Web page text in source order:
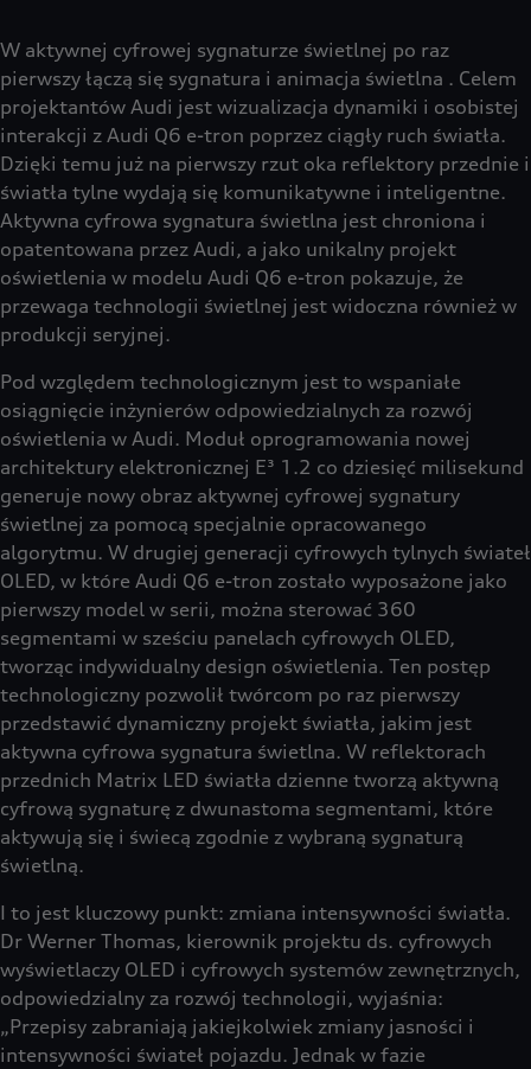
W aktywnej cyfrowej sygnaturze świetlnej po raz
pierwszy łączą się sygnatura i animacja świetlna . Celem
projektantów Audi jest wizualizacja dynamiki i osobistej
interakcji z Audi Q6 e-tron poprzez ciągły ruch światła.
Dzięki temu już na pierwszy rzut oka reflektory przednie i
światła tylne wydają się komunikatywne i inteligentne.
Aktywna cyfrowa sygnatura świetlna jest chroniona i
opatentowana przez Audi, a jako unikalny projekt
oświetlenia w modelu Audi Q6 e-tron pokazuje, że
przewaga technologii świetlnej jest widoczna również w
produkcji seryjnej.
Pod względem technologicznym jest to wspaniałe
osiągnięcie inżynierów odpowiedzialnych za rozwój
oświetlenia w Audi. Moduł oprogramowania nowej
architektury elektronicznej E³ 1.2 co dziesięć milisekund
generuje nowy obraz aktywnej cyfrowej sygnatury
świetlnej za pomocą specjalnie opracowanego
algorytmu. W drugiej generacji cyfrowych tylnych świateł
OLED, w które Audi Q6 e-tron zostało wyposażone jako
pierwszy model w serii, można sterować 360
segmentami w sześciu panelach cyfrowych OLED,
tworząc indywidualny design oświetlenia. Ten postęp
technologiczny pozwolił twórcom po raz pierwszy
przedstawić dynamiczny projekt światła, jakim jest
aktywna cyfrowa sygnatura świetlna. W reflektorach
przednich Matrix LED światła dzienne tworzą aktywną
cyfrową sygnaturę z dwunastoma segmentami, które
aktywują się i świecą zgodnie z wybraną sygnaturą
świetlną.
I to jest kluczowy punkt: zmiana intensywności światła.
Dr Werner Thomas, kierownik projektu ds. cyfrowych
wyświetlaczy OLED i cyfrowych systemów zewnętrznych,
odpowiedzialny za rozwój technologii, wyjaśnia:
„Przepisy zabraniają jakiejkolwiek zmiany jasności i
intensywności świateł pojazdu. Jednak w fazie